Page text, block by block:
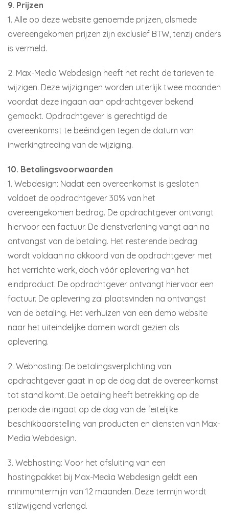
9. Prijzen
1. Alle op deze website genoemde prijzen, alsmede
overeengekomen prijzen zijn exclusief BTW, tenzij anders
is vermeld.
2. Max-Media Webdesign heeft het recht de tarieven te
wijzigen. Deze wijzigingen worden uiterlijk twee maanden
voordat deze ingaan aan opdrachtgever bekend
gemaakt. Opdrachtgever is gerechtigd de
overeenkomst te beëindigen tegen de datum van
inwerkingtreding van de wijziging.
10. Betalingsvoorwaarden
1. Webdesign: Nadat een overeenkomst is gesloten
voldoet de opdrachtgever 30% van het
overeengekomen bedrag. De opdrachtgever ontvangt
hiervoor een factuur. De dienstverlening vangt aan na
ontvangst van de betaling. Het resterende bedrag
wordt voldaan na akkoord van de opdrachtgever met
het verrichte werk, doch vóór oplevering van het
eindproduct. De opdrachtgever ontvangt hiervoor een
factuur. De oplevering zal plaatsvinden na ontvangst
van de betaling. Het verhuizen van een demo website
naar het uiteindelijke domein wordt gezien als
oplevering.
2. Webhosting: De betalingsverplichting van
opdrachtgever gaat in op de dag dat de overeenkomst
tot stand komt. De betaling heeft betrekking op de
periode die ingaat op de dag van de feitelijke
beschikbaarstelling van producten en diensten van Max-
Media Webdesign.
3. Webhosting: Voor het afsluiting van een
hostingpakket bij Max-Media Webdesign geldt een
minimumtermijn van 12 maanden. Deze termijn wordt
stilzwijgend verlengd.